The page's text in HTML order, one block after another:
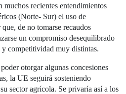
muchos recientes entendimientos
(Norte- Sur) el uso de
de no tomarse recaudos
un compromiso desequilibrado
competitividad muy distintas.
otorgar algunas concesiones
la UE seguirá sosteniendo
sector agrícola. Se privaría así a los